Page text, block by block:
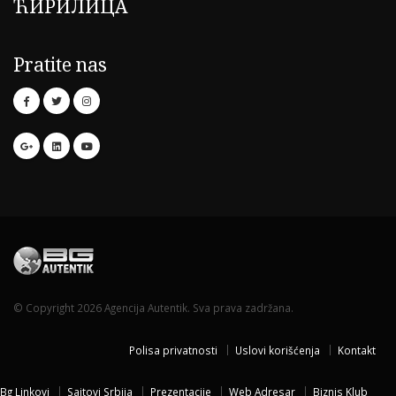
ЋИРИЛИЦА
Pratite nas
© Copyright 2026 Agencija Autentik. Sva prava zadržana.
Polisa privatnosti Uslovi korišćenja Kontakt
Bg Linkovi Sajtovi Srbija Prezentacije Web Adresar Biznis Klub